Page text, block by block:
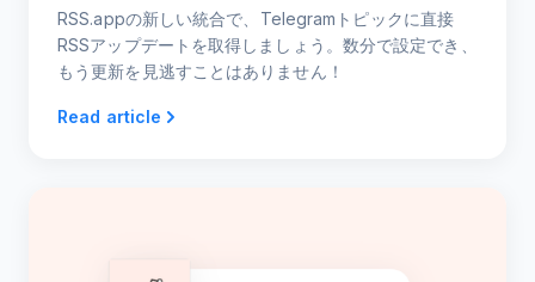
RSS.appの新しい統合で、Telegramトピックに直接
RSSアップデートを取得しましょう。数分で設定でき、
もう更新を見逃すことはありません！
Read article